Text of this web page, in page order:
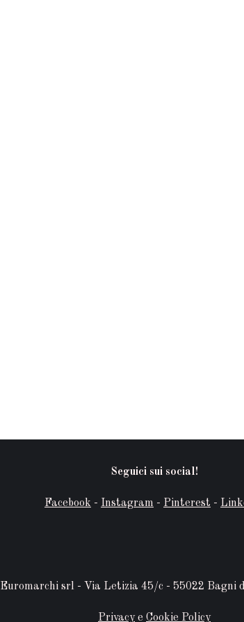
Seguici sui social!
Facebook - Instagram - Pinterest -
Euromarchi srl - Via Letizia 45/c - 55022 Bagni
Privacye Cookie Policy